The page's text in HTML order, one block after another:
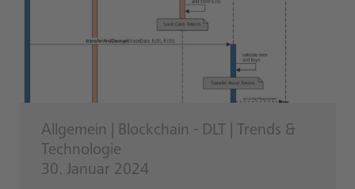
Allgemein Blockchain - DLT
Trends &
Technologie
30. Januar 2024